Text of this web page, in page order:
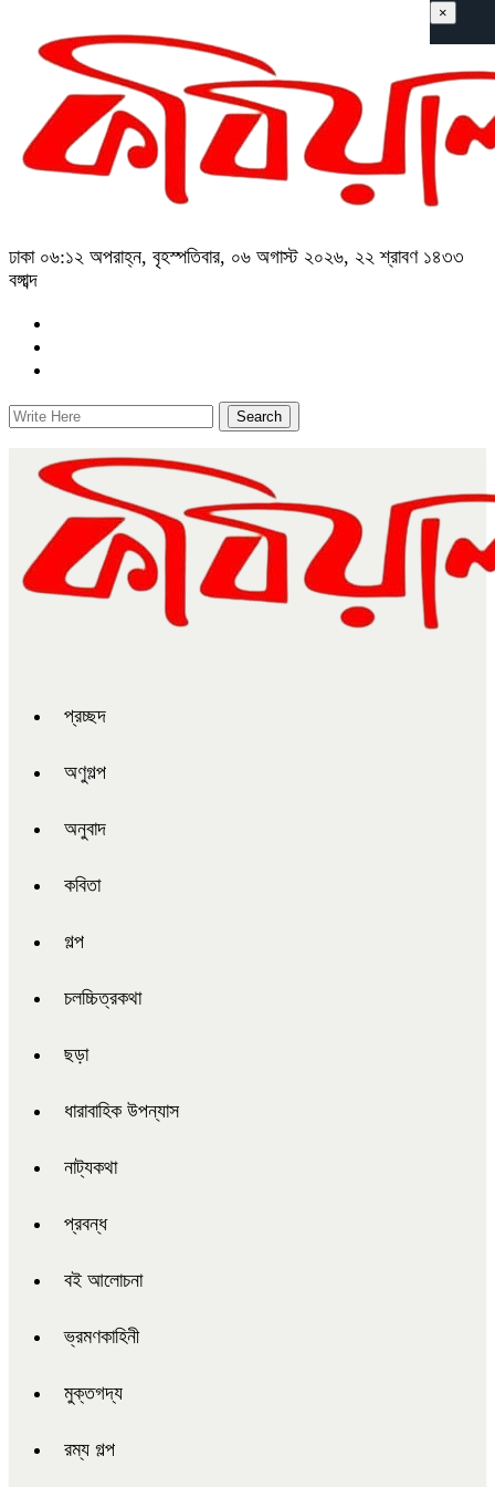
ঢাকা ০৬:১২ অপরাহ্ন, বৃহস্পতিবার, ০৬ অগাস্ট ২০২৬, ২২ শ্রাবণ ১৪৩৩
বঙ্গাব্দ
প্রচ্ছদ
অণুগল্প
অনুবাদ
কবিতা
গল্প
চলচ্চিত্রকথা
ছড়া
ধারাবাহিক উপন্যাস
নাট্যকথা
প্রবন্ধ
বই আলোচনা
ভ্রমণকাহিনী
মুক্তগদ্য
রম্য গল্প
×